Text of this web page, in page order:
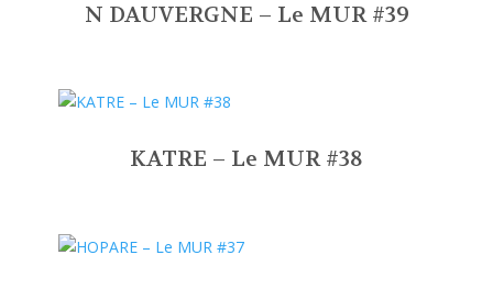
N DAUVERGNE – Le MUR #39
KATRE – Le MUR #38